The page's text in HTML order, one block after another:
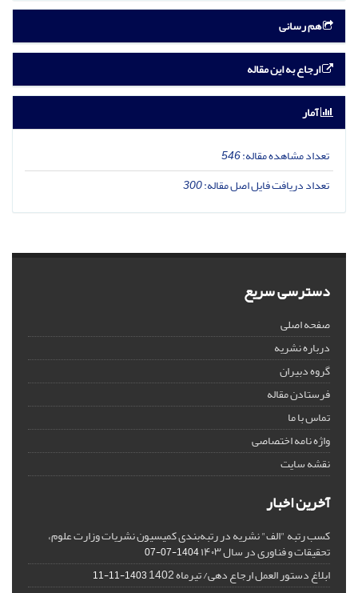
هم رسانی
ارجاع به این مقاله
آمار
تعداد مشاهده مقاله:546
تعداد دریافت فایل اصل مقاله:300
دسترسی سریع
صفحه اصلی
درباره نشریه
گروه دبیران
فرستادن مقاله
تماس با ما
واژه نامه اختصاصی
نقشه سایت
آخرین اخبار
کسب رتبه "الف" نشریه در رتبه‌بندی کمیسیون نشریات وزارت علوم،
تحقیقات و فناوری در سال ۱۴۰۳ 1404-07-07
ابلاغ دستور العمل ارجاع دهی/ تیرماه 1402 1403-11-11